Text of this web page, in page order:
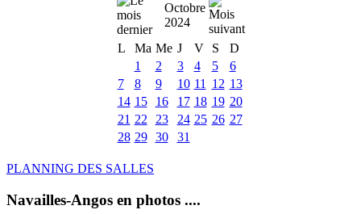
Octobre
2024
L
Ma Me J V S
D
1
2 3 4 5
6
7
8 9 10 11 12 13
14 15 16 17 18 19 20
21 22 23 24 25 26 27
28 29 30 31
PLANNING DES SALLES
Navailles-Angos en photos ....